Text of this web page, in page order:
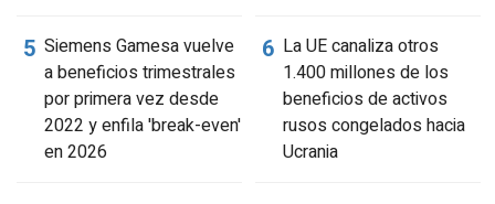
Siemens Gamesa vuelve
a beneficios trimestrales
por primera vez desde
2022 y enfila 'break-even'
en 2026
La UE canaliza otros
1.400 millones de los
beneficios de activos
rusos congelados hacia
Ucrania